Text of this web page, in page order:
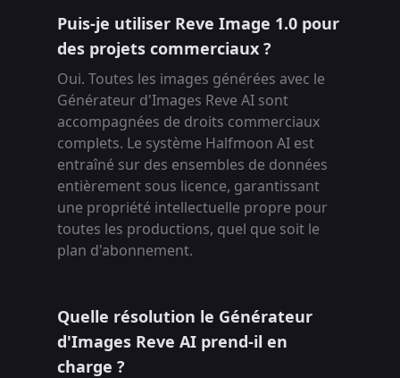
Puis-je utiliser Reve Image 1.0 pour
des projets commerciaux ?
Oui. Toutes les images générées avec le
Générateur d'Images Reve AI sont
accompagnées de droits commerciaux
complets. Le système Halfmoon AI est
entraîné sur des ensembles de données
entièrement sous licence, garantissant
une propriété intellectuelle propre pour
toutes les productions, quel que soit le
plan d'abonnement.
Quelle résolution le Générateur
d'Images Reve AI prend-il en
charge ?